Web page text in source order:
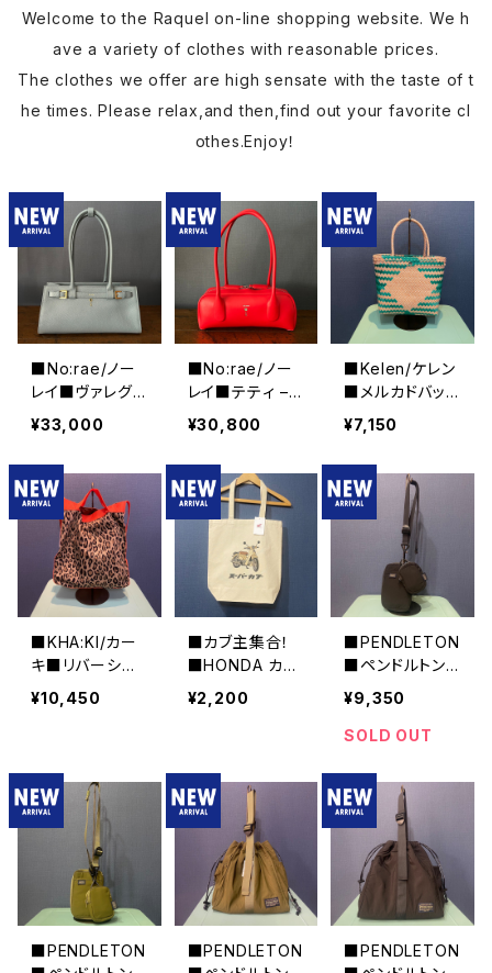
Welcome to the Raquel on-line shopping website. We h
ave a variety of clothes with reasonable prices.
The clothes we offer are high sensate with the taste of t
he times. Please relax,and then,find out your favorite cl
othes.Enjoy！
■No:rae/ノー
レイ■ヴァレグ
ロ■バゲット型
レザーハンドバッ
グ■N61-DS-2
9-DOL
¥33,000
■No:rae/ノー
レイ■テティ –
■バゲット型レ
ザーハンドバッグ
■N61-JL-48-L
EA
¥30,800
■Kelen/ケレン
■メルカドバッグ
■KLM25SAC1
032
¥7,150
■KHA:KI/カー
キ■リバーシブ
ルトートBAG■
MIL25SBG304
¥10,450
■カブ主集合！
■HONDA カブ
Tプリント・キャ
ンバストートバッ
¥2,200
■PENDLETON
■ペンドルトン
■MARIEさんコ
ラボ マルチ・ネ
ックポーチ■BL
¥9,350
SOLD OUT
■PENDLETON
■PENDLETON
■PENDLETON